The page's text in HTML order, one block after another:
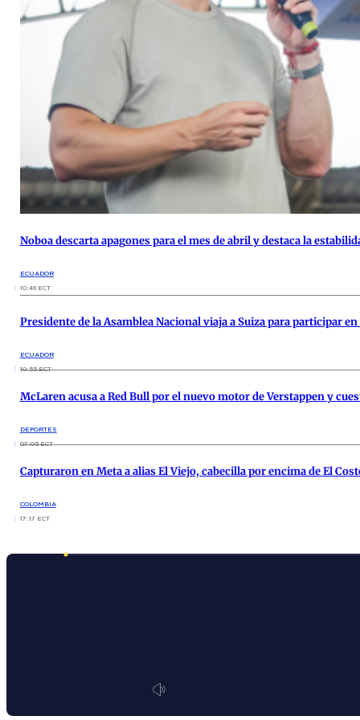
Noboa descarta apagones para el mes de abril y destaca la
ECUADOR
10:49 ECT
Presidente de la Asamblea Nacional viaja a Suiza para participar
ECUADOR
10:55 ECT
McLaren acusa a Red Bull por el nuevo motor de Verstappen y
DEPORTES
07:05 ECT
Capturaron en Meta a alias El Viejo, cabecilla por encima de El
COLOMBIA
17:17 ECT